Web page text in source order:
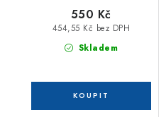
Skladem
454,55 Kč bez DPH
550 Kč